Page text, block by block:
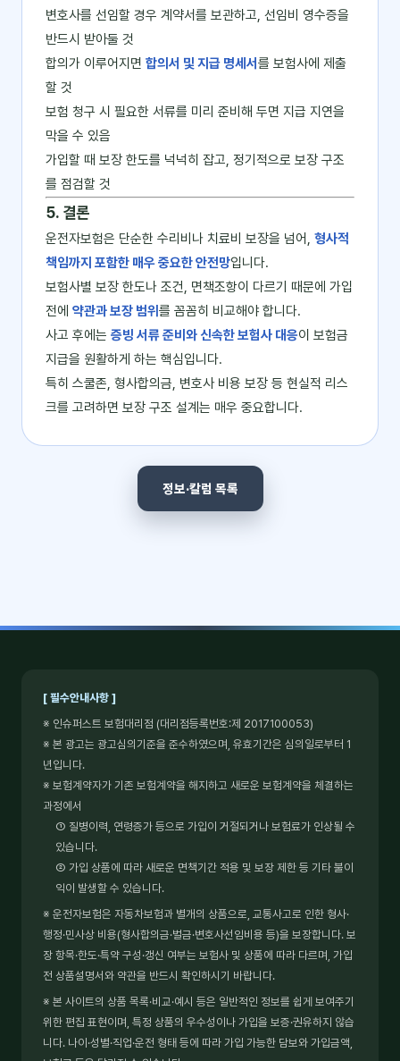
변호사를 선임할 경우 계약서를 보관하고, 선임비 영수증을
반드시 받아둘 것
합의가 이루어지면 합의서 및 지급 명세서를 보험사에 제출
할 것
보험 청구 시 필요한 서류를 미리 준비해 두면 지급 지연을
막을 수 있음
가입할 때 보장 한도를 넉넉히 잡고, 정기적으로 보장 구조
를 점검할 것
5. 결론
운전자보험은 단순한 수리비나 치료비 보장을 넘어, 형사적
책임까지 포함한 매우 중요한 안전망입니다.
보험사별 보장 한도나 조건, 면책조항이 다르기 때문에 가입
전에 약관과 보장 범위 를 꼼꼼히 비교해야 합니다.
사고 후에는 증빙 서류 준비와 신속한 보험사 대응이 보험금
지급을 원활하게 하는 핵심입니다.
특히 스쿨존, 형사합의금, 변호사 비용 보장 등 현실적 리스
크를 고려하면 보장 구조 설계는 매우 중요합니다.
정보·칼럼 목록
[ 필수안내사항 ]
※ 인슈퍼스트 보험대리점 (대리점등록번호:제 2017100053)
※ 본 광고는 광고심의기준을 준수하였으며, 유효기간은 심의일로부터 1
년입니다.
※ 보험계약자가 기존 보험계약을 해지하고 새로운 보험계약을 체결하는
과정에서
① 질병이력, 연령증가 등으로 가입이 거절되거나 보험료가 인상될 수
있습니다.
② 가입 상품에 따라 새로운 면책기간 적용 및 보장 제한 등 기타 불이
익이 발생할 수 있습니다.
※ 운전자보험은 자동차보험과 별개의 상품으로, 교통사고로 인한 형사·
행정·민사상 비용(형사합의금·벌금·변호사선임비용 등)을 보장합니다. 보
장 항목·한도·특약 구성·갱신 여부는 보험사 및 상품에 따라 다르며, 가입
전 상품설명서와 약관을 반드시 확인하시기 바랍니다.
※ 본 사이트의 상품 목록·비교·예시 등은 일반적인 정보를 쉽게 보여주기
위한 편집 표현이며, 특정 상품의 우수성이나 가입을 보증·권유하지 않습
니다. 나이·성별·직업·운전 형태 등에 따라 가입 가능한 담보와 가입금액,